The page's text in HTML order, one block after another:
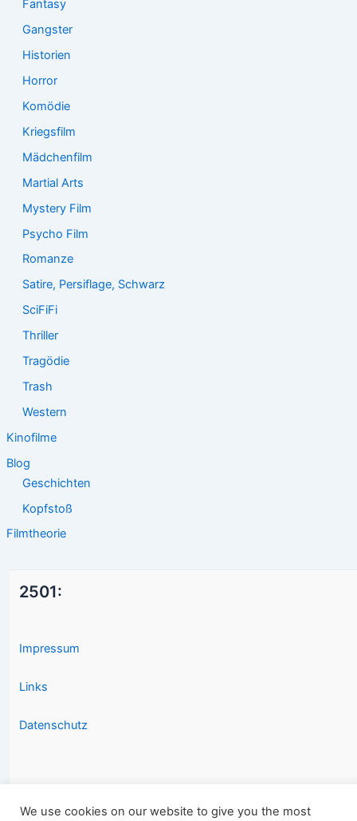
Fantasy
Gangster
Historien
Horror
Komödie
Kriegsfilm
Mädchenfilm
Martial Arts
Mystery Film
Psycho Film
Romanze
Satire, Persiflage, Schwarz
SciFiFi
Thriller
Tragödie
Trash
Western
Kinofilme
Blog
Geschichten
Kopfstoß
Filmtheorie
2501:
Impressum
Links
Datenschutz
We use cookies on our website to give you the most